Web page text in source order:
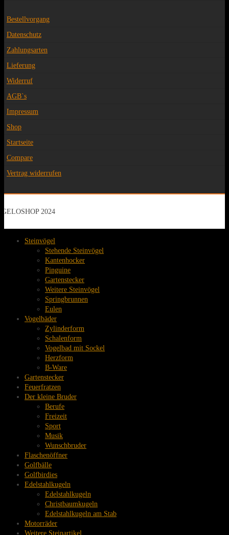
Bestellvorgang
Datenschutz
Zahlungsarten
Lieferung
Widerruf
AGB`s
Impressum
Shop
Startseite
Compare
Vertrag widerrufen
GELOSHOP 2024
Steinvögel
Stehende Steinvögel
Kantenhocker
Pinguine
Gartenstecker
Weitere Steinvögel
Springbrunnen
Eulen
Vogelbäder
Zylinderform
Schalenform
Vogelbad mit Sockel
Herzform
B-Ware
Gartenstecker
Feuerfratzen
Der kleine Bruder
Berufe
Freizeit
Sport
Musik
Wunschbruder
Flaschenöffner
Golfbälle
Golfbirdies
Edelstahlkugeln
Edelstahlkugeln
Christbaumkugeln
Edelstahlkugeln am Stab
Motorräder
Weitere Steinartikel